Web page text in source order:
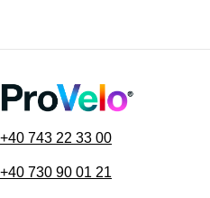
+40 743 22 33 00
+40 730 90 01 21